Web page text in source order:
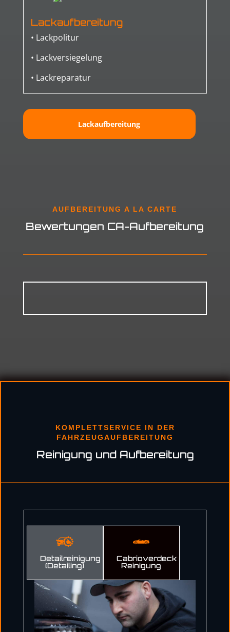
Lackaufbereitung
• Lackpolitur
• Lackversiegelung
• Lackreparatur
Lackaufbereitung
AUFBEREITUNG A LA CARTE
Bewertungen CA-Aufbereitung
KOMPLETTSERVICE IN DER
FAHRZEUGAUFBEREITUNG
Reinigung und Aufbereitung
Detailreinigung
(Detailing)
Cabrioverdeck
Reinigung